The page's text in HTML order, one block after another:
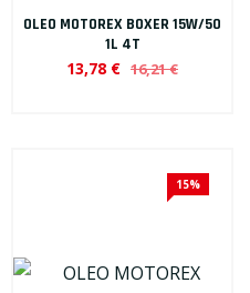
OLEO MOTOREX BOXER 15W/50
1L 4T
13,78 € 16,21 €
15%